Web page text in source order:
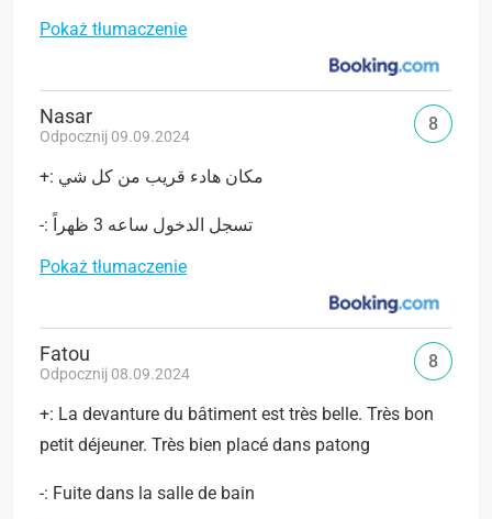
Pokaż tłumaczenie
Nasar
Odpocznij 09.09.2024
+: مكان هادء قريب من كل شي
-: تسجل الدخول ساعه 3 ظهراً
Pokaż tłumaczenie
8
Fatou
Odpocznij 08.09.2024
+: La devanture du bâtiment est très belle. Très bon
petit déjeuner. Très bien placé dans patong
-: Fuite dans la salle de bain
8